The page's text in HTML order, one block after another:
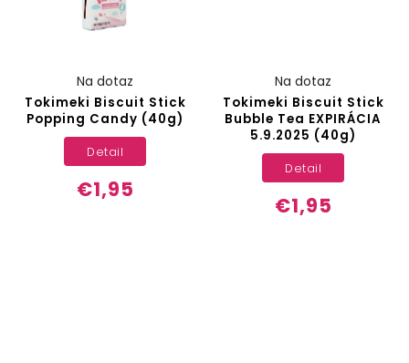
Tokimeki Biscuit Stick
Popping Candy (40g)
Na dotaz
€1,95
Detail
Tokimeki Biscuit Stick
Bubble Tea EXPIRÁCIA
5.9.2025 (40g)
Na dotaz
€1,95
Detail